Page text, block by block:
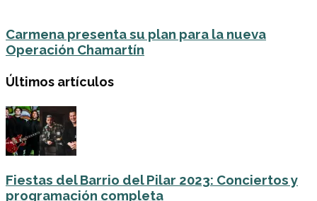
Carmena presenta su plan para la nueva
Operación Chamartín
Últimos artículos
Fiestas del Barrio del Pilar 2023: Conciertos y
programación completa